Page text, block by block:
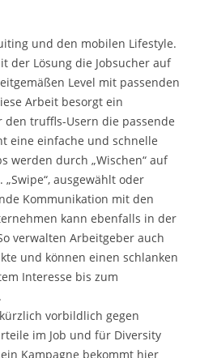
und den mobilen Lifestyle.
der Lösung die Jobsucher auf
Level mit passenden
Arbeit besorgt ein
truffls-Usern die passende
eine einfache und schnelle
werden durch „Wischen“ auf
ausgewählt oder
Kommunikation mit den
kann ebenfalls in der
verwalten Arbeitgeber auch
und können einen schlanken
Interesse bis zum
vorbildlich gegen
im Job und für Diversity
Kampagne bekommt hier